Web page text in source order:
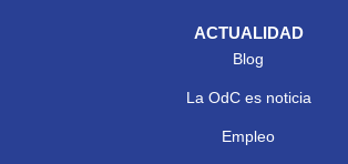
ACTUALIDAD
Blog
La OdC es noticia
Empleo